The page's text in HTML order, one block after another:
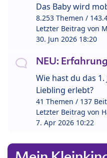
Das Baby wird
8.253 Themen /
Letzter Beitrag von
30. Jun 2026 18:20
NEU:
Wie hast du das
Liebling erlebt?
41 Themen / 137
Letzter Beitrag von
7. Apr 2026 10:22